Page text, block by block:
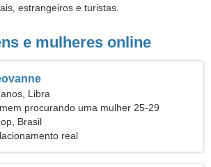
estrangeiros e turistas.
e mulheres online
Libra
procurando uma mulher 25-29
Brasil
real